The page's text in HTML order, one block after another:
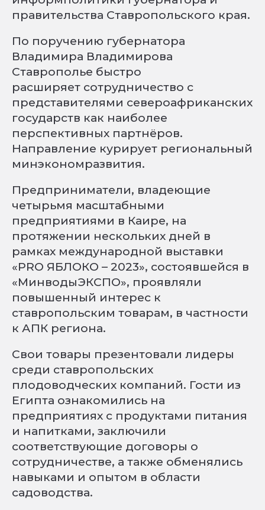
правительства Ставропольского края.
По поручению губернатора
Владимира Владимирова
Ставрополье быстро
расширяет сотрудничество с
представителями североафриканских
государств как наиболее
перспективных партнёров.
Направление курирует региональный
минэкономразвития.
Предприниматели, владеющие
четырьмя масштабными
предприятиями в Каире, на
протяжении нескольких дней в
рамках международной выставки
«PRO ЯБЛОКО – 2023», состоявшейся в
«МинводыЭКСПО», проявляли
повышенный интерес к
ставропольским товарам, в частности
к АПК региона.
Свои товары презентовали лидеры
среди ставропольских
плодоводческих компаний. Гости из
Египта ознакомились на
предприятиях с продуктами питания
и напитками, заключили
соответствующие договоры о
сотрудничестве, а также обменялись
навыками и опытом в области
садоводства.